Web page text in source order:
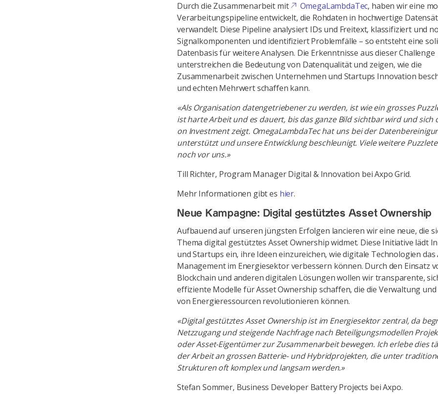
Durch die Zusammenarbeit mit
OmegaLambdaTec, haben wir eine
Verarbeitungspipeline entwickelt, die Rohdaten in hochwertige
verwandelt. Diese Pipeline analysiert IDs und Freitext, klassifiziert und
Signalkomponenten und identifiziert Problemfälle – so entsteht eine
Datenbasis für weitere Analysen. Die Erkenntnisse aus dieser Challenge
unterstreichen die Bedeutung von Datenqualität und zeigen, wie die
Zusammenarbeit zwischen Unternehmen und Startups Innovation
und echten Mehrwert schaffen kann.
«Als Organisation datengetriebener zu werden, ist wie ein grosses
ist harte Arbeit und es dauert, bis das ganze Bild sichtbar wird und sich
on Investment zeigt. OmegaLambdaTec hat uns bei der
unterstützt und unsere Entwicklung beschleunigt. Viele weitere
noch vor uns.»
Till Richter, Program Manager Digital & Innovation bei Axpo Grid.
Mehr Informationen gibt es hier.
Neue Kampagne: Digital gestütztes Asset Ownership
Aufbauend auf unseren jüngsten Erfolgen lancieren wir eine neue, die
Thema digital gestütztes Asset Ownership widmet. Diese Initiative lädt
und Startups ein, ihre Ideen einzureichen, wie digitale Technologien das
Management im Energiesektor verbessern können. Durch den Einsatz
Blockchain und anderen digitalen Lösungen wollen wir transparente,
effiziente Modelle für Asset Ownership schaffen, die die Verwaltung
von Energieressourcen revolutionieren können.
«Digital gestütztes Asset Ownership ist im Energiesektor zentral, da
Netzzugang und steigende Nachfrage nach Beteiligungsmodellen
oder Asset-Eigentümer zur Zusammenarbeit bewegen. Ich erlebe dies
der Arbeit an grossen Batterie- und Hybridprojekten, die unter
Strukturen oft komplex und langsam werden.»
Stefan Sommer, Business Developer Battery Projects bei Axpo.